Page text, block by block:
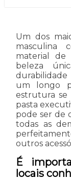
Um dos
masculina
material de
beleza
um longo
estrutura se
pasta
pode ser de
todas as
outros
É
locais